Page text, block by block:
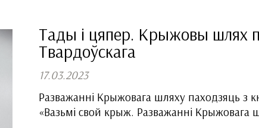
Тады і цяпер. Крыжовы шлях
Твардоўскага
17.03.2023
Разважанні Крыжовага шляху паходзяць з
«Вазьмі свой крыж. Разважанні Крыжовага